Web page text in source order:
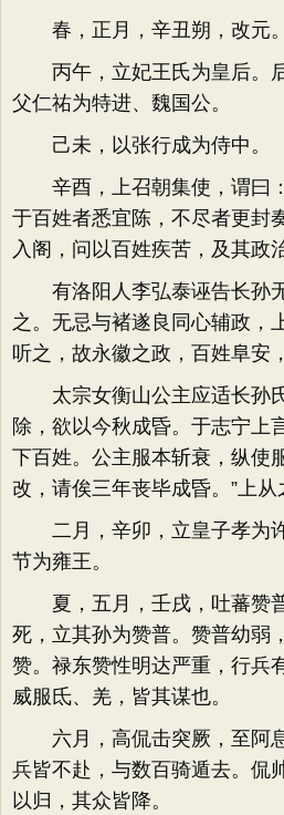
春，正月，辛丑朔，改元。
丙午，立妃王氏为皇后。
父仁祐为特进、魏国公。
己未，以张行成为侍中。
辛酉，上召朝集使，谓曰：
于百姓者悉宜陈，不尽者更封
入阁，问以百姓疾苦，及其政
有洛阳人李弘泰诬告长孙
之。无忌与褚遂良同心辅政，
听之，故永徽之政，百姓阜安
太宗女衡山公主应适长孙
除，欲以今秋成昏。于志宁上
下百姓。公主服本斩衰，纵使
改，请俟三年丧毕成昏。”上从
二月，辛卯，立皇子孝为
节为雍王。
夏，五月，壬戌，吐蕃赞
死，立其孙为赞普。赞普幼弱
赞。禄东赞性明达严重，行兵
威服氐、羌，皆其谋也。
六月，高侃击突厥，至阿
兵皆不赴，与数百骑遁去。侃
以归，其众皆降。